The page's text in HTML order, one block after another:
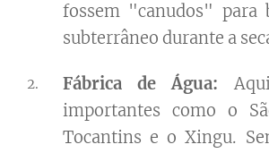
fossem "canudos" para
subterrâneo durante a
Fábrica de Água:
importantes como o
Tocantins e o Xingu.